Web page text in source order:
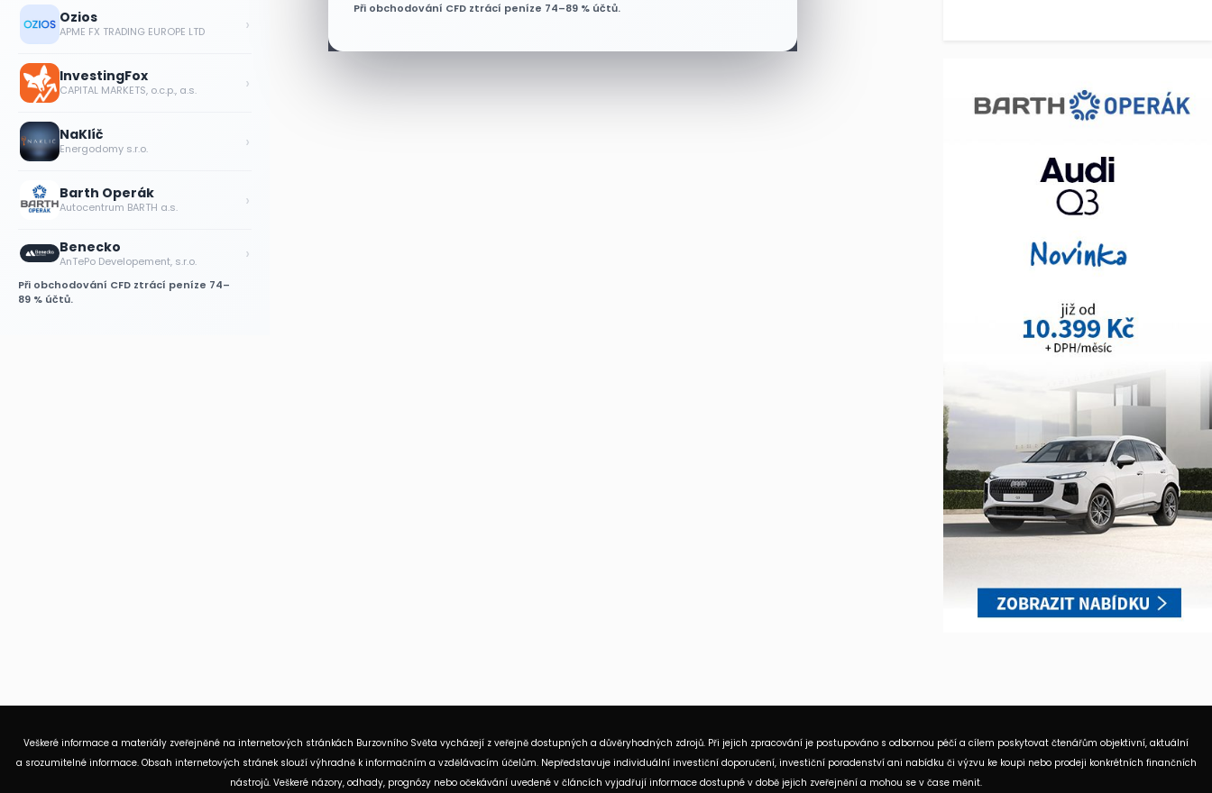
Při obchodování CFD ztrácí peníze 74–89 % účtů.
Ozios
APME FX TRADING EUROPE LTD ›
InvestingFox
CAPITAL MARKETS, o.c.p., a.s. ›
NaKlíč
Energodomy s.r.o. ›
Barth Operák
Autocentrum BARTH a.s. ›
Benecko
AnTePo Developement, s.r.o. ›
Při obchodování CFD ztrácí peníze 74–
89 % účtů.
Veškeré informace a materiály zveřejněné na internetových stránkách Burzovního Světa vycházejí z veřejně dostupných a důvěryhodných zdrojů. Při jejich zpracování je postupováno s odbornou péčí a cílem poskytovat čtenářům objektivní, aktuální
a srozumitelné informace. Obsah internetových stránek slouží výhradně k informačním a vzdělávacím účelům. Nepředstavuje individuální investiční doporučení, investiční poradenství ani nabídku či výzvu ke koupi nebo prodeji konkrétních finančních
nástrojů. Veškeré názory, odhady, prognózy nebo očekávání uvedené v článcích vyjadřují informace dostupné v době jejich zveřejnění a mohou se v čase měnit.